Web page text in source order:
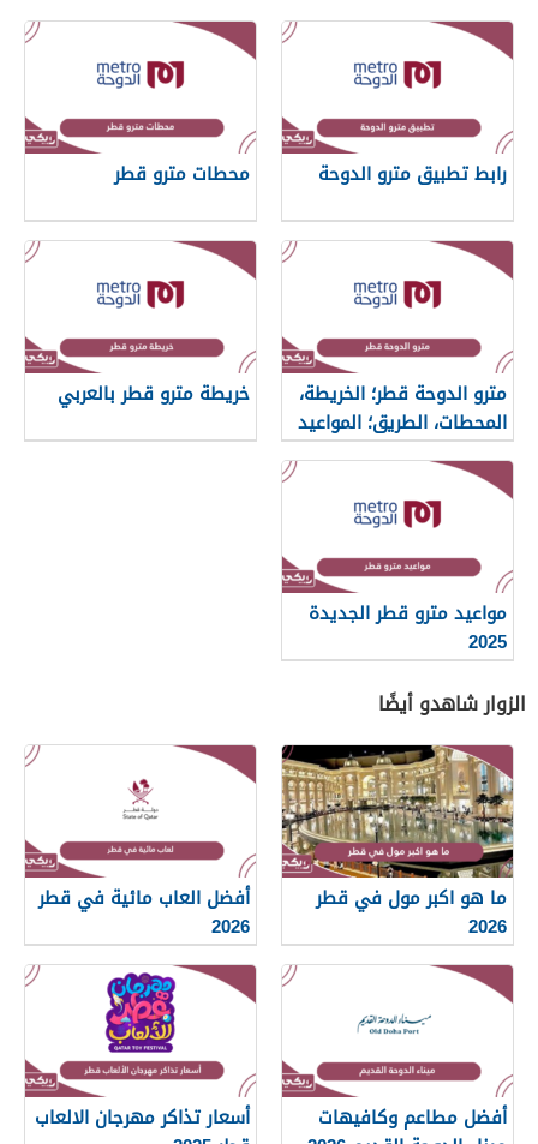
رابط تطبيق مترو الدوحة محطات مترو قطر
مترو الدوحة قطر؛ الخريطة،
المحطات، الطريق؛ المواعيد
خريطة مترو قطر بالعربي
مواعيد مترو قطر الجديدة
2025
الزوار شاهدو أيضًا
ما هو اكبر مول في قطر
2026
أفضل العاب مائية في قطر
2026
أفضل مطاعم وكافيهات
أسعار تذاكر مهرجان الالعاب